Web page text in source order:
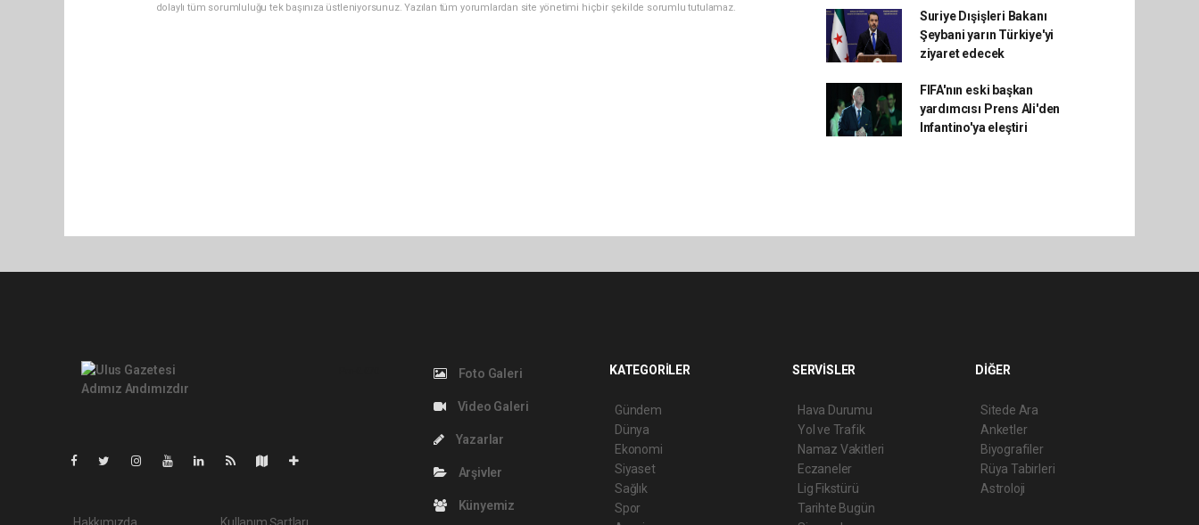
dolaylı tüm sorumluluğu tek başınıza üstleniyorsunuz. Yazılan tüm yorumlardan site yönetimi hiçbir şekilde sorumlu tutulamaz.
Suriye Dışişleri Bakanı
Şeybani yarın Türkiye'yi
ziyaret edecek
FIFA'nın eski başkan
yardımcısı Prens Ali'den
Infantino'ya eleştiri
Foto Galeri
Video Galeri
Yazarlar
Arşivler
Künyemiz
KATEGORİLER
Gündem
Dünya
Ekonomi
Siyaset
Sağlık
Spor
SERVİSLER
Hava Durumu
Yol ve Trafik
Namaz Vakitleri
Eczaneler
Lig Fikstürü
Tarihte Bugün
DİĞER
Sitede Ara
Anketler
Biyografiler
Rüya Tabirleri
Astroloji